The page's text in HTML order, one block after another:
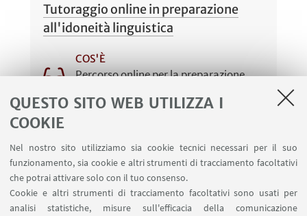
QUESTO SITO WEB UTILIZZA I
COOKIE
Nel nostro sito utilizziamo sia cookie tecnici necessari per il suo
funzionamento, sia cookie e altri strumenti di tracciamento facoltativi
che potrai attivare solo con il tuo consenso.
Cookie e altri strumenti di tracciamento facoltativi sono usati per
analisi statistiche, misure sull'efficacia della comunicazione
Tutoraggio online in preparazione
all'idoneità linguistica
COS'È
Percorso online per la preparazione
Bologna e Romagna
A COSA SERVE
Per preparare l'idoneità linguistica